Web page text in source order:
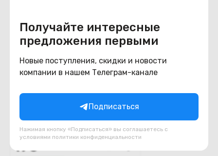
Получайте интересные
предложения первыми
Новые поступления, скидки и новости
компании в нашем Телеграм-канале
Подписаться
Нажимая кнопку «Подписаться» вы соглашаетесь с
условиями политики конфиденциальности
Фен Dyson HD08
Supersonic (серебристый/
фуксия), люкс аналог.
В наличии
190